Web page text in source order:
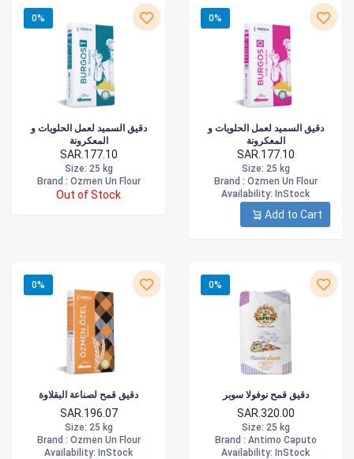
0%
دقيق السميد لعمل الحلويات و
المعكرونة
SAR.177.10
Size: 25 kg
Brand : Ozmen Un Flour
Out of Stock
0%
دقيق السميد لعمل الحلويات و
المعكرونة
SAR.177.10
Size: 25 kg
Brand : Ozmen Un Flour
Availability: InStock
Add to Cart
0%
دقيق قمح لصناعة البقلاوة
SAR.196.07
Size: 25 kg
Brand : Ozmen Un Flour
Availability: InStock
0%
دقيق قمح نوفولا سوبر
SAR.320.00
Size: 25 kg
Brand : Antimo Caputo
Availability: InStock